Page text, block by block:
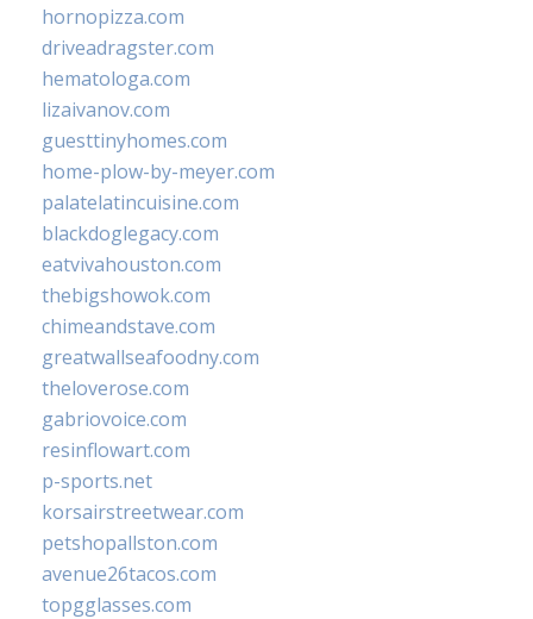
hornopizza.com
driveadragster.com
hematologa.com
lizaivanov.com
guesttinyhomes.com
home-plow-by-meyer.com
palatelatincuisine.com
blackdoglegacy.com
eatvivahouston.com
thebigshowok.com
chimeandstave.com
greatwallseafoodny.com
theloverose.com
gabriovoice.com
resinflowart.com
p-sports.net
korsairstreetwear.com
petshopallston.com
avenue26tacos.com
topgglasses.com